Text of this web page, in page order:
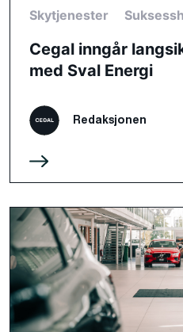
Skytjenester
Cegal inngår
med Sval Energi
Redaksjonen